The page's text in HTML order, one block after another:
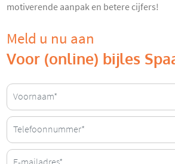
motiverende aanpak en betere cijfers!
Meld u nu aan
Voor (online) bijles